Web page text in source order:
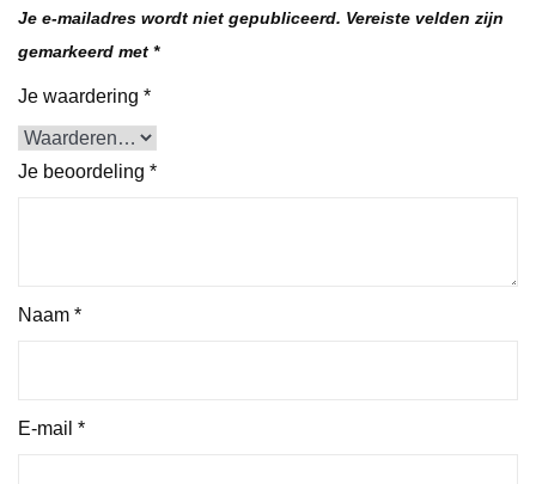
Je e-mailadres wordt niet gepubliceerd. Vereiste velden zijn
gemarkeerd met *
Je waardering *
Je beoordeling *
Naam *
E-mail *